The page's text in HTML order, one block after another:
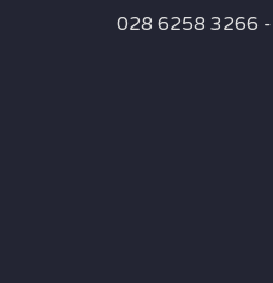
028 6258 3266